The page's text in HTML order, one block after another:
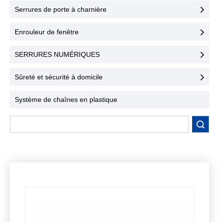
Serrures de porte à charnière
Enrouleur de fenêtre
SERRURES NUMÉRIQUES
Sûreté et sécurité à domicile
Système de chaînes en plastique